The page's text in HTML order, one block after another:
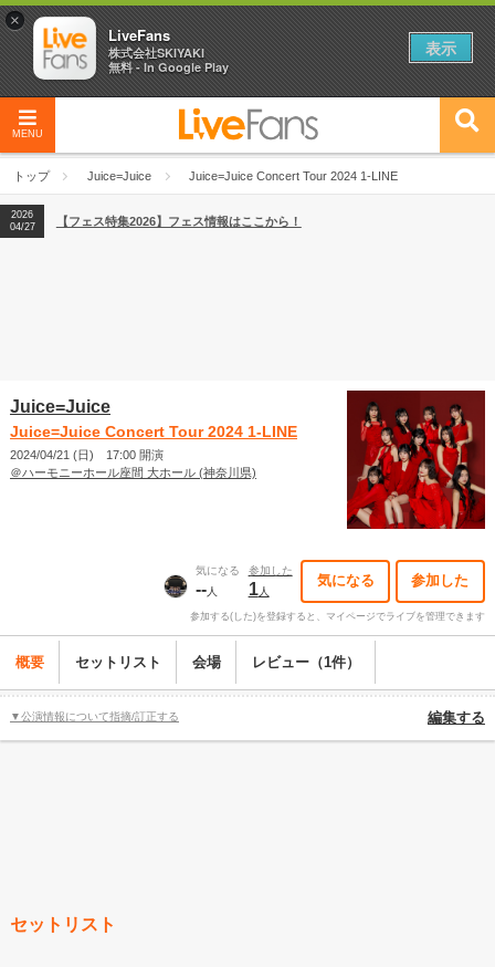
MENU
トップ Juice=Juice Juice=Juice Concert Tour 2024 1-LINE
2026
04/27
2026
【ライブ動員ランキング】2026年上半期編発表！
2026
04/27
【フェス特集2026】フェス情報はここから！
Juice=Juice
Juice=Juice Concert Tour 2024 1-LINE
2024/04/21 (日) 17:00 開演
＠ハーモニーホール座間 大ホール (神奈川県)
気になる
--人
参加した
1人
気になる 参加した
参加する(した)を登録すると、マイページでライブを管理できます
概要 セットリスト 会場 レビュー（1件）
▼公演情報について指摘/訂正する 編集する
セットリスト
×
LiveFans
株式会社SKIYAKI
無料 - In Google Play
表示